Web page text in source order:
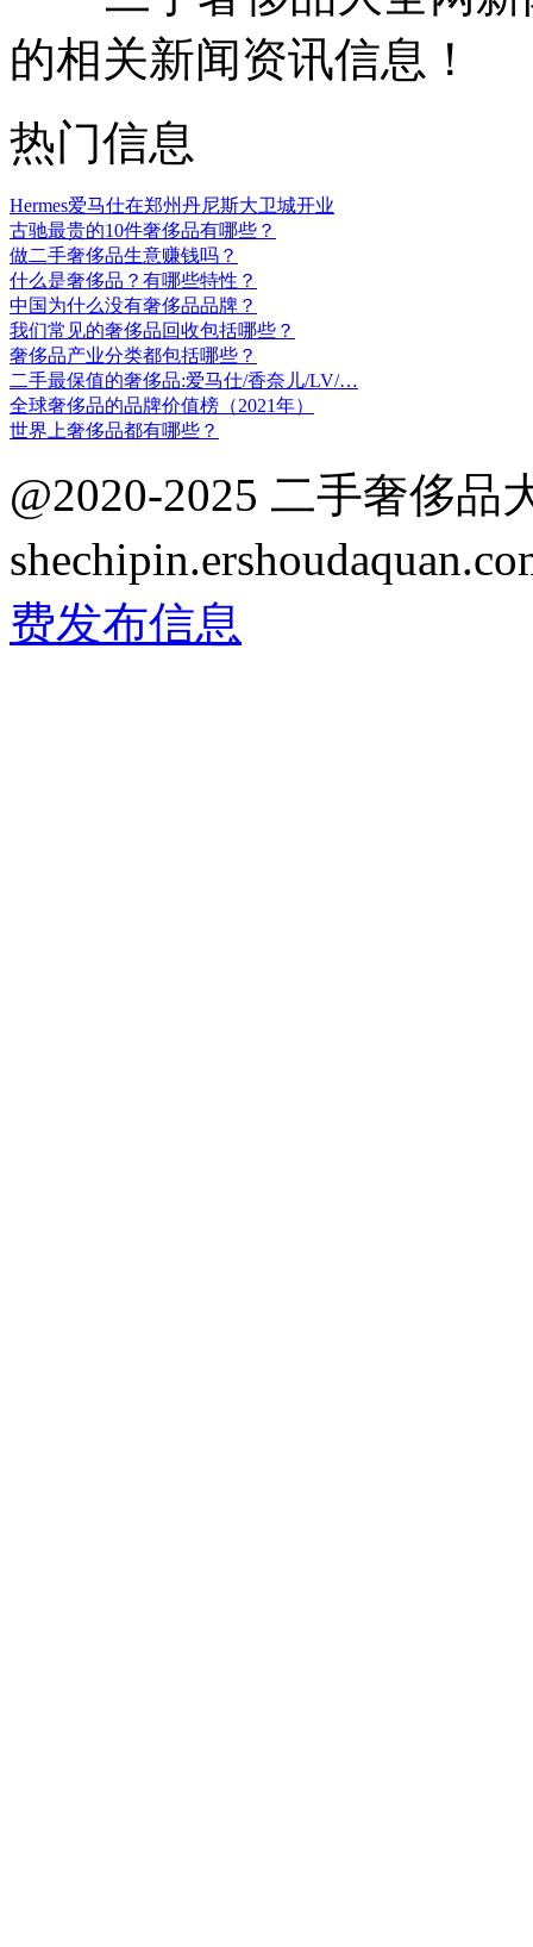
的相关新闻资讯信息！
热门信息
Hermes爱马仕在郑州丹尼斯大卫城开业
古驰最贵的10件奢侈品有哪些？
做二手奢侈品生意赚钱吗？
什么是奢侈品？有哪些特性？
中国为什么没有奢侈品品牌？
我们常见的奢侈品回收包括哪些？
奢侈品产业分类都包括哪些？
二手最保值的奢侈品:爱马仕/香奈儿/LV/…
全球奢侈品的品牌价值榜（2021年）
世界上奢侈品都有哪些？
@2020-2025 二手奢侈品
费发布信息